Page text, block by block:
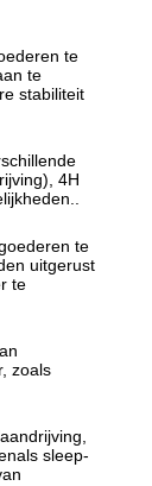
te
te
stabiliteit
4H
te
uitgerust
te
zoals
sleep-